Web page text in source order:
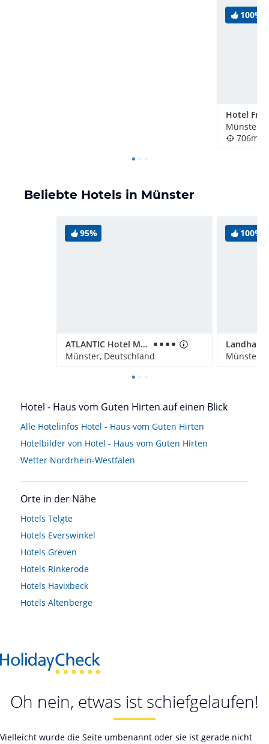
100%
Hotel
Münster,
706m
Beliebte Hotels in Münster
95%
ATLANTIC Hotel Münster
Münster, Deutschland
100%
Landhaus
Münster,
Hotel - Haus vom Guten Hirten auf einen Blick
Alle Hotelinfos Hotel - Haus vom Guten Hirten
Hotelbilder von Hotel - Haus vom Guten Hirten
Wetter Nordrhein-Westfalen
Orte in der Nähe
Hotels Telgte
Hotels Everswinkel
Hotels Greven
Hotels Rinkerode
Hotels Havixbeck
Hotels Altenberge
Oh nein, etwas ist schiefgelaufen!
Vielleicht wurde die Seite umbenannt oder sie ist gerade nicht